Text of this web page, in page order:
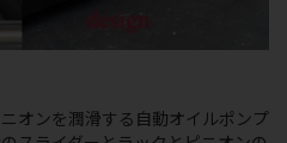
オンを潤滑する自動オイルポンプ